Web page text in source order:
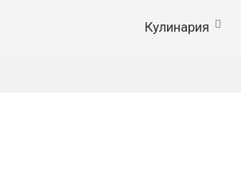
Кулинария